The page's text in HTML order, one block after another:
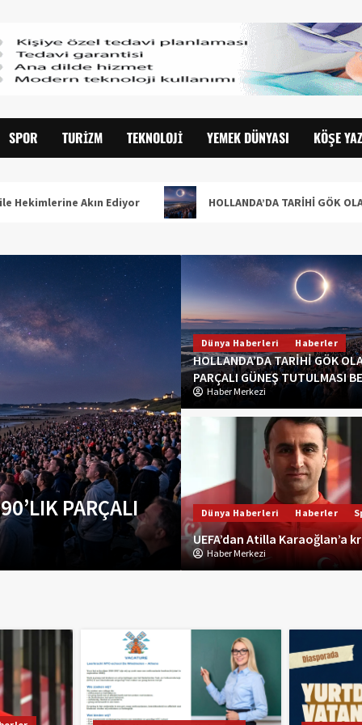
SPOR TURIZM TEKNOLOJI YEMEK DÜNYASI KÖŞE
Akın Ediyor HOLLANDA’DA TARİHİ GÖK OLAYI: %90’LIK
Dünya Haberleri Haberler
HOLLANDA’DA TARİHİ GÖK
PARÇALI GÜNEŞ TUTULMASI
Haber Merkezi
Dünya Haberleri Haberler
UEFA’dan Atilla Karaoğlan’a
Haber Merkezi
10 Günlük
Dünya Haberleri Haberler
UEFA’dan Atilla
Haber Merkezi